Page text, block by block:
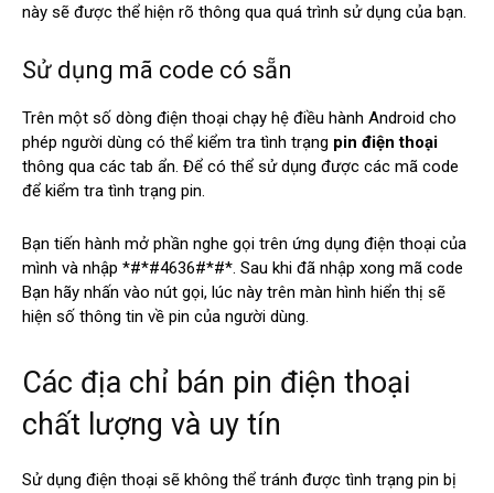
này sẽ được thể hiện rõ thông qua quá trình sử dụng của bạn.
Sử dụng mã code có sẵn
Trên một số dòng điện thoại chạy hệ điều hành Android cho
phép người dùng có thể kiểm tra tình trạng pin điện thoại
thông qua các tab ẩn. Để có thể sử dụng được các mã code
để kiểm tra tình trạng pin.
Bạn tiến hành mở phần nghe gọi trên ứng dụng điện thoại của
mình và nhập *#*#4636#*#*. Sau khi đã nhập xong mã code
Bạn hãy nhấn vào nút gọi, lúc này trên màn hình hiển thị sẽ
hiện số thông tin về pin của người dùng.
Các địa chỉ bán pin điện thoại
chất lượng và uy tín
Sử dụng điện thoại sẽ không thể tránh được tình trạng pin bị